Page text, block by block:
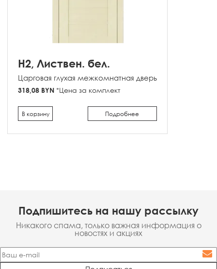
H2, Листвен. бел.
Царговая глухая межкомнатная дверь
318,08 BYN *Цена за комплект
Подробнее
В корзину
Подпишитесь на нашу рассылку
Никакого спама, только важная информация о
новостях и акциях